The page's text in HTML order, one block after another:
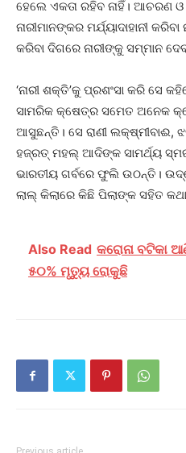
ହେଲେ ଏକତା ରହିବ ନାହିଁ। ଆଚରଣ
ନାରୀମାନଙ୍କର ମର୍ଯ୍ୟାଦାହାନୀ
କରିବା ‌ଦିଗରେ ନାରୀଙ୍କୁ ସମ୍ମାନ
‘ନାରୀ ଶକ୍ତି’କୁ ପ୍ରଶଂସା କରି ସେ
ସାମରିକ ‌‌କ୍ଷେତ୍ର ସମେତ ଅନେକ
ଆସୁଛନ୍ତି। ସେ ରାଣୀ ଲକ୍ଷ୍ମୀବାଈ,
ହଜ୍‌ରତ୍‌ ମହଲ୍‌ ଆଦିଙ୍କ ସାମର୍ଥ୍ୟ
ଭାରତୀୟ ଗର୍ବରେ ଫୁଲି ଉଠନ୍ତି।
ଲାଲ୍‌ କିଲାରେ କିଛି ପିଲାଙ୍କ ସହିତ
Also Read କରୋନା ବଟିକା
୫୦% ମୃତ୍ୟୁ ରୋକୁଛି